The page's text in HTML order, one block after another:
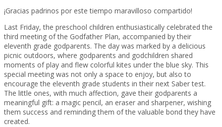
¡Gracias padrinos por este tiempo maravilloso compartido!
Last Friday, the preschool children enthusiastically celebrated the
third meeting of the Godfather Plan, accompanied by their
eleventh grade godparents. The day was marked by a delicious
picnic outdoors, where godparents and godchildren shared
moments of play and flew colorful kites under the blue sky. This
special meeting was not only a space to enjoy, but also to
encourage the eleventh grade students in their next Saber test.
The little ones, with much affection, gave their godparents a
meaningful gift: a magic pencil, an eraser and sharpener, wishing
them success and reminding them of the valuable bond they have
created.